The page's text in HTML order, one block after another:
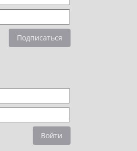
Подписаться
Войти